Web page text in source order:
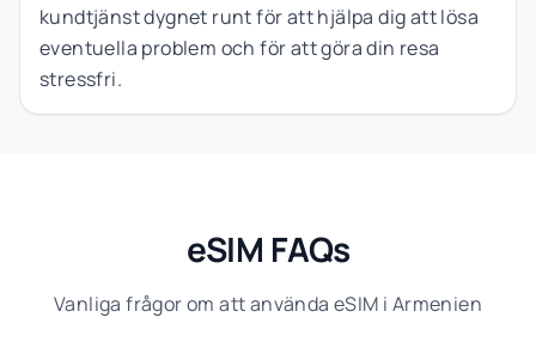
kundtjänst dygnet runt för att hjälpa dig att lösa
eventuella problem och för att göra din resa
stressfri.
eSIM FAQs
Vanliga frågor om att använda eSIM i Armenien